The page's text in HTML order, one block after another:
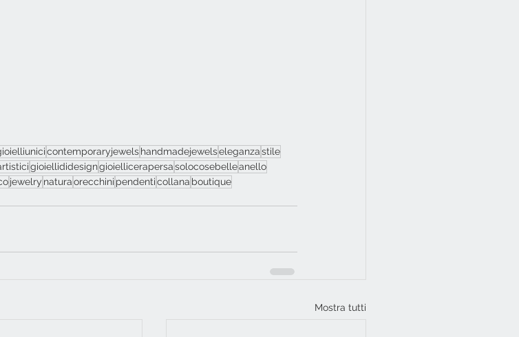
contemporaryjewelshandmadejewelseleganzastile
gioiellididesigngioiellicerapersasolocosebelleanello
jewelry naturaorecchini pendenticollana boutique
Mostra tutti